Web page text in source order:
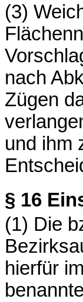
(3)
nach
Zügen
und ihm
§ 16
(1) Die
hierfür